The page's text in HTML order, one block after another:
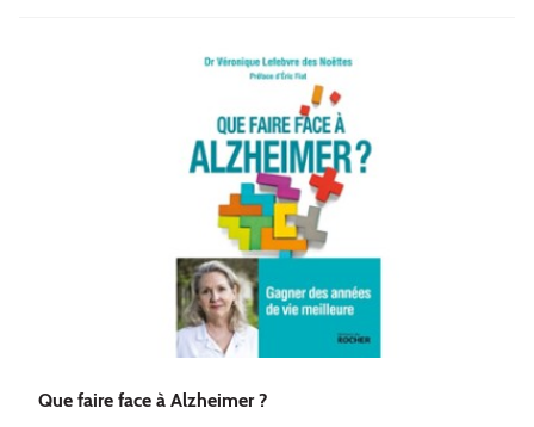
Que faire face à Alzheimer ?